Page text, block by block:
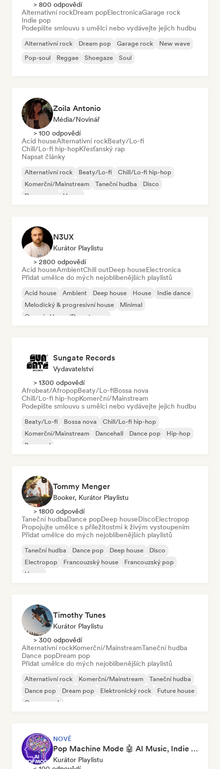
> 800 odpovědí
Alternativní rockDream popElectronicaGarage rock
Indie pop
Podepište smlouvu s umělci nebo vydávejte jejich hudbu
Alternativní rock Dream pop Garage rock
New wave
Pop-soul
Reggae Shoegaze Soul
Zoila Antonio
Média/novinář
> 100 odpovědí
Acid houseAlternativní rockBeaty/Lo-fi
Chill/Lo-fi hip-hopKřesťanský rap
Napsat články
Alternativní rock Beaty/Lo-fi
Chill/Lo-fi hip-hop
Komerční/Mainstream
Taneční hudba
Disco
Dream pop
House
N3UX
Kurátor Playlistu
> 2800 odpovědí
Acid houseAmbientChill outDeep houseElectronica
Přidat umělce do mých nejoblíbenějších playlistů
Acid house Ambient Deep house House
Indie dance
Melodický & progresivní house
Minimal
Organic House/Downtempo
Sungate Records
Vydavatelství
> 1300 odpovědí
Afrobeat/AfropopBeaty/Lo-fiBossa nova
Chill/Lo-fi hip-hopKomerční/Mainstream
Podepište smlouvu s umělci nebo vydávejte jejich hudbu
Beaty/Lo-fi Bossa nova
Chill/Lo-fi hip-hop
Komerční/Mainstream
Dancehall Dance pop
Hip-hop
Pop-soul
Tommy Menger
Booker, Kurátor Playlistu
> 1800 odpovědí
Taneční hudbaDance popDeep houseDiscoElectropop
Propojujte umělce s příležitostmi k živým vystoupením
Přidat umělce do mých nejoblíbenějších playlistů
Taneční hudba Dance pop Deep house
Disco
Electropop
Francouzský house
Francouzský pop
House
Timothy Tunes
Kurátor Playlistu
> 300 odpovědí
Alternativní rockKomerční/MainstreamTaneční hudba
Dance popDream pop
Přidat umělce do mých nejoblíbenějších playlistů
Alternativní rock Komerční/Mainstream
Taneční hudba
Dance pop
Dream pop Elektronický rock
Future house
Garage rock
NOVÉ
Pop Machine Mode 🤖 AI Music, Indie Pop & Dream Pop
Kurátor Playlistu